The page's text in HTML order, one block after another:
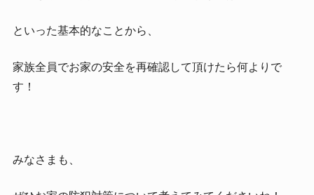
といった基本的なことから、
家族全員でお家の安全を再確認して頂けたら何よりで
す！
みなさまも、